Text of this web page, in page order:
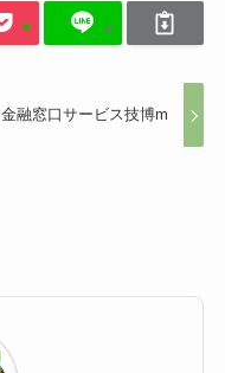
金融窓口サービス技博m